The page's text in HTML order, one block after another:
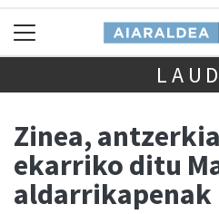
Zinea,
ekarriko ditu
aldarrikapenak